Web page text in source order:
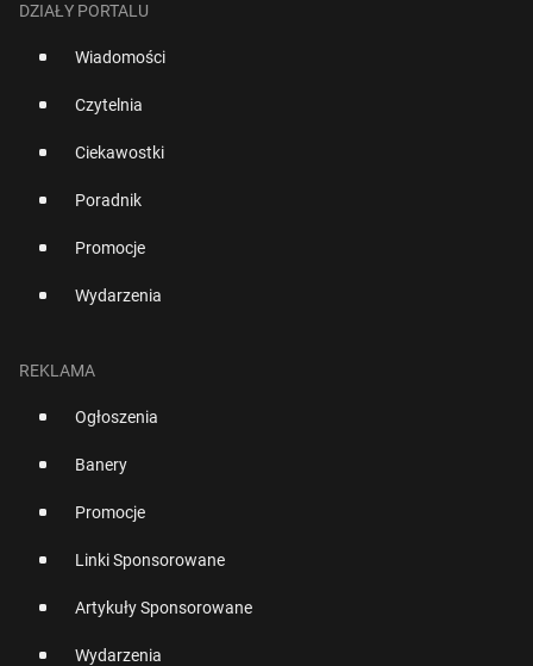
DZIAŁY PORTALU
Wiadomości
Czytelnia
Ciekawostki
Poradnik
Promocje
Wydarzenia
REKLAMA
Ogłoszenia
Banery
Promocje
Linki Sponsorowane
Artykuły Sponsorowane
Wydarzenia